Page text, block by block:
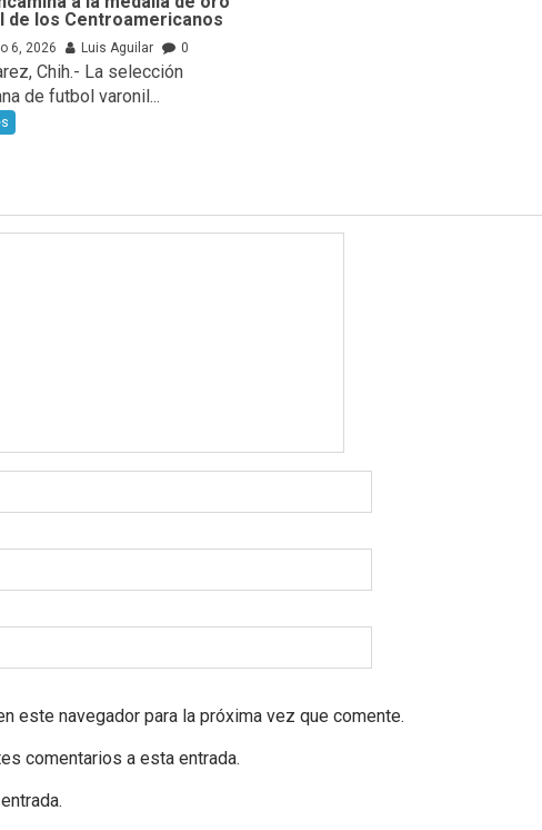
de los Centroamericanos
6, 2026 Luis Aguilar 0
Chih.- La selección
de futbol varonil...
este navegador para la próxima vez que comente.
comentarios a esta entrada.